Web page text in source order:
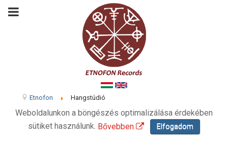
Etnofon Hangstúdió
Weboldalunkon a böngészés optimalizálása érdekében
sütiket használunk. Bővebben Elfogadom